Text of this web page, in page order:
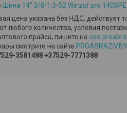
Шина 14″ 3/8-1.3-52 Winzor pro
цена указана без НДС, действует
от любого количества, условия
прайса, пишите на
смотрите на сайте PROABRAZIV.BY
3581488+37529-7771388